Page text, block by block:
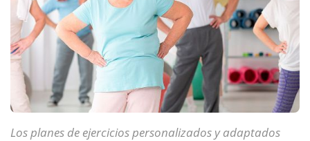
Los planes de ejercicios personalizados y adaptados